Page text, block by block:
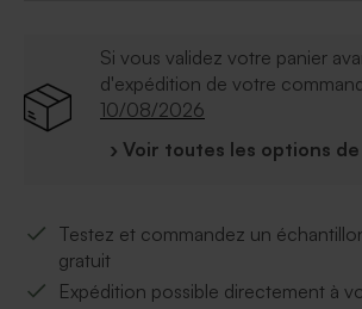
Si vous validez votre panier
d'expédition de votre
10/08/2026
› Voir toutes les options
Testez et commandez un
gratuit
Expédition possible directement à